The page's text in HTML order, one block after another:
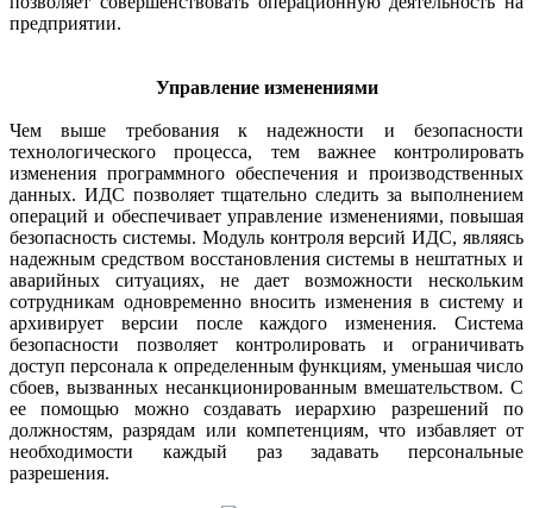
предприятии.
Управление изменениями
Чем выше требования к на­дежности и безопасности
технологического процесса, тем важнее контролировать
изменения программного обеспечения и производственных
данных. ИДС позволяет тщательно следить за выполнением
операций и обеспечивает управление изменениями, повышая
безопасность системы. Модуль контроля версий ИДС, являясь
надежным средством восстановления системы в нештатных и
аварийных ситуациях, не дает возможности нескольким
сотрудникам одновременно вносить изменения в систему и
архивирует версии после каждого изменения. Система
безопасности позволяет контролировать и ограничивать
доступ персонала к определенным функциям, уменьшая число
сбоев, вызванных несанкционированным вмешательством. С
ее помощью можно создавать иерархию разрешений по
должностям, разрядам или компетенциям, что избавляет от
необходимости каждый раз задавать персональные
разрешения.